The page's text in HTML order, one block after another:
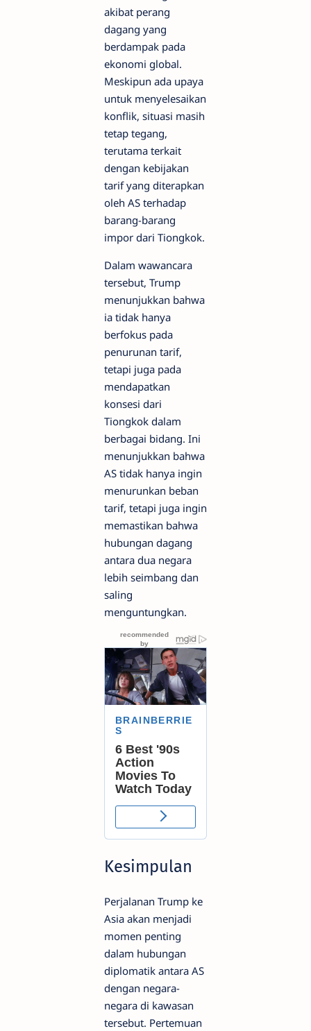
akibat perang
dagang yang
berdampak pada
ekonomi global.
Meskipun ada upaya
untuk menyelesaikan
konflik, situasi masih
tetap tegang,
terutama terkait
dengan kebijakan
tarif yang diterapkan
oleh AS terhadap
barang-barang
impor dari Tiongkok.
Dalam wawancara
tersebut, Trump
menunjukkan bahwa
ia tidak hanya
berfokus pada
penurunan tarif,
tetapi juga pada
mendapatkan
konsesi dari
Tiongkok dalam
berbagai bidang. Ini
menunjukkan bahwa
AS tidak hanya ingin
menurunkan beban
tarif, tetapi juga ingin
memastikan bahwa
hubungan dagang
antara dua negara
lebih seimbang dan
saling
menguntungkan.
Kesimpulan
Perjalanan Trump ke
Asia akan menjadi
momen penting
dalam hubungan
diplomatik antara AS
dengan negara-
negara di kawasan
tersebut. Pertemuan